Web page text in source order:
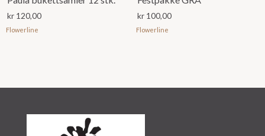
kr 120,00
Flowerline
kr 100,00
Flowerline